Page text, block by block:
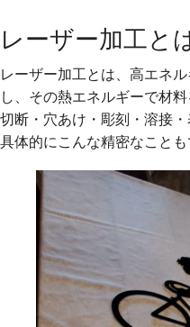
レーザー加工とは
レーザー加工とは、高エネ
し、その熱エネルギーで材
切断・穴あけ・彫刻・溶接
具体的にこんな精密なこと